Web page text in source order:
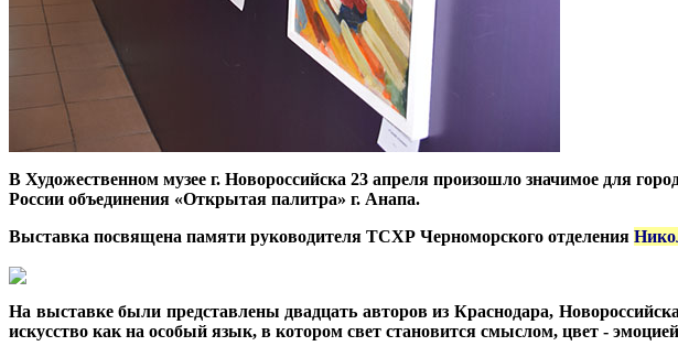
В Художественном музее г. Новороссийска 23 апреля произошло значимое для
России объединения «Открытая палитра» г. Анапа.
Выставка посвящена памяти руководителя ТСХР Черноморского отделения
На выставке были представлены двадцать авторов из Краснодара,
искусство как на особый язык, в котором свет становится смыслом, цвет -